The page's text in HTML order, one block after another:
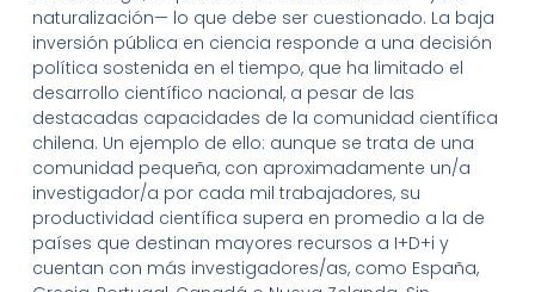
naturalización— lo que debe ser cuestionado. La baja
inversión pública en ciencia responde a una decisión
política sostenida en el tiempo, que ha limitado el
desarrollo científico nacional, a pesar de las
destacadas capacidades de la comunidad científica
chilena. Un ejemplo de ello: aunque se trata de una
comunidad pequeña, con aproximadamente un/a
investigador/a por cada mil trabajadores, su
productividad científica supera en promedio a la de
países que destinan mayores recursos a I+D+i y
cuentan con más investigadores/as, como España,